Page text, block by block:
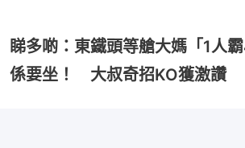
睇多啲：東鐵頭等艙大媽「1人
係要坐！ 大叔奇招KO獲激讚